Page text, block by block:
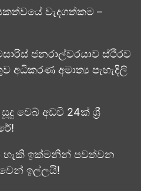
වැදගත්කම –
ජනරාල්වරයාව ස්ථිරව
අමාත්‍ය පැහැදිලි
වෙබ් අඩවි 24ක් ශ්‍රී
හැකි ඉක්මනින් පවත්වන
ඉල්ලයි!